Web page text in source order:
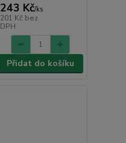
243 Kč/ks
201 Kč bez
DPH
Přidat do košíku